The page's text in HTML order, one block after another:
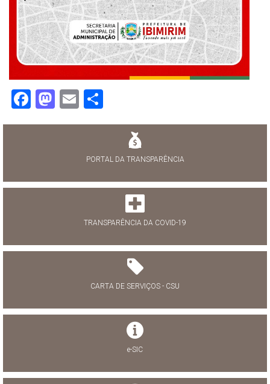
Facebook
Mastodon
Email
PORTAL DA TRANSPARÊNCIA
TRANSPARÊNCIA DA COVID-19
CARTA DE SERVIÇOS - CSU
e-SIC